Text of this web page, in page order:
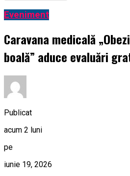
Eveniment
Caravana medicală
boală” aduce evaluări
Publicat
acum 2 luni
pe
iunie 19, 2026